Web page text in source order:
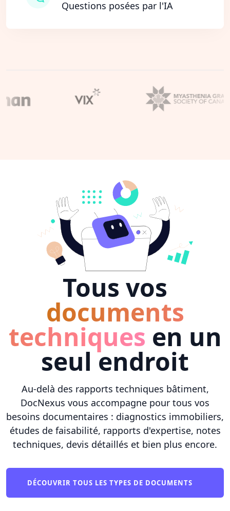
Questions posées par l'IA
Tous vos
documents
techniques en un
seul endroit
Au-delà des rapports techniques bâtiment,
DocNexus vous accompagne pour tous vos
besoins documentaires : diagnostics immobiliers,
études de faisabilité, rapports d'expertise, notes
techniques, devis détaillés et bien plus encore.
DÉCOUVRIR TOUS LES TYPES DE DOCUMENTS